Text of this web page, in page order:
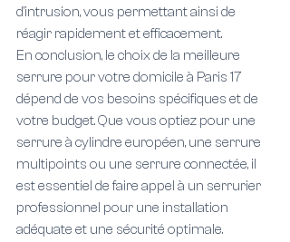
d'intrusion, vous permettant ainsi de
réagir rapidement et efficacement.
En conclusion, le choix de la meilleure
serrure pour votre domicile à Paris 17
dépend de vos besoins spécifiques et de
votre budget. Que vous optiez pour une
serrure à cylindre européen, une serrure
multipoints ou une serrure connectée, il
est essentiel de faire appel à un serrurier
professionnel pour une installation
adéquate et une sécurité optimale.